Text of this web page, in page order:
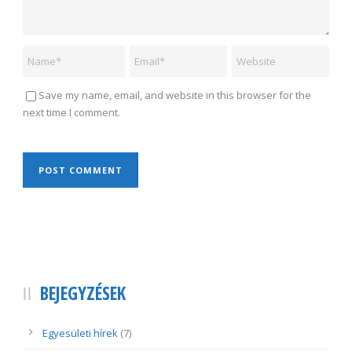
Save my name, email, and website in this browser for the
next time I comment.
BEJEGYZÉSEK
Egyesületi hírek (7)